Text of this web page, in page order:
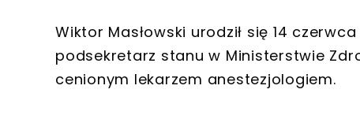
Wiktor Masłowski urodził się 14
podsekretarz stanu w Ministerstwie
cenionym lekarzem anestezjologiem.